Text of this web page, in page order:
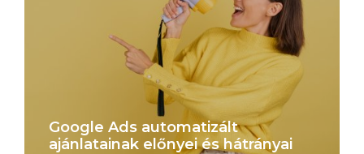
Google Ads automatizált
ajánlatainak előnyei és hátrányai